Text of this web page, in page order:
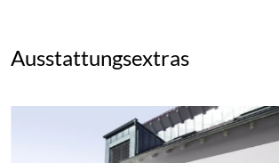
Ausstattungsextras